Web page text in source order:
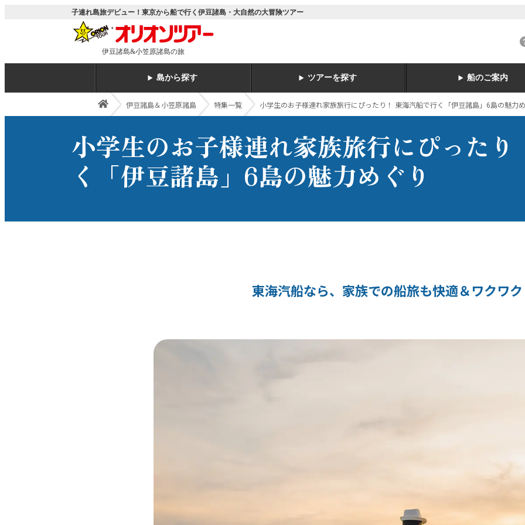
子連れ島旅デビュー！東京から船で行く伊豆諸島・大自然の大冒険ツアー
伊豆諸島&小笠原諸島の旅
島から探す ツアーを探す 船のご案内
伊豆諸島＆小笠原諸島 特集一覧 小学生のお子様連れ家族旅行にぴったり！ 東海汽船で行く「伊豆諸島」6島の魅力
小学生のお子様連れ家族旅行にぴった
く「伊豆諸島」6島の魅力めぐり
東海汽船なら、家族での船旅も快適＆ワクワ